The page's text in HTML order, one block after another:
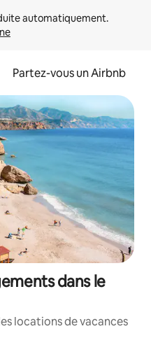
Partez-vous un Airbnb
dans le
locations de vacances